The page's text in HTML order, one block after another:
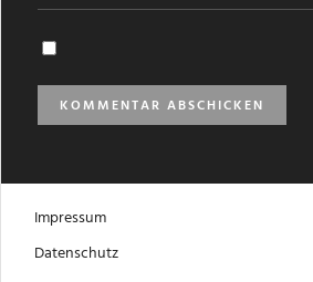
Impressum
Datenschutz